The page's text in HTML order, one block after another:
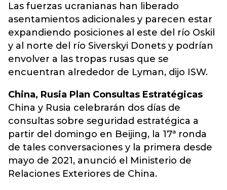
Las fuerzas ucranianas han liberado
asentamientos adicionales y parecen estar
expandiendo posiciones al este del río Oskil
y al norte del río Siverskyi Donets y podrían
envolver a las tropas rusas que se
encuentran alrededor de Lyman, dijo ISW.
China, Rusia Plan Consultas Estratégicas
China y Rusia celebrarán dos días de
consultas sobre seguridad estratégica a
partir del domingo en Beijing, la 17ª ronda
de tales conversaciones y la primera desde
mayo de 2021, anunció el Ministerio de
Relaciones Exteriores de China.